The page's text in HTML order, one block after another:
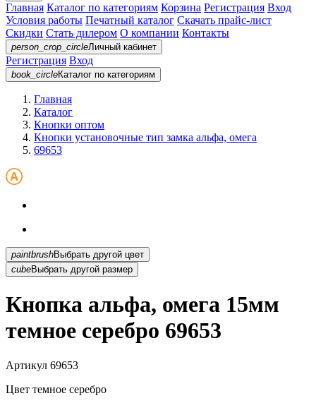
Главная Каталог по категориям Корзина Регистрация Вход
Условия работы Печатный каталог Скачать прайс-лист
Скидки Стать дилером О компании Контакты
person_crop_circleЛичный кабинет
Регистрация Вход
book_circleКаталог по категориям
Главная
Каталог
Кнопки оптом
Кнопки установочные тип замка альфа, омега
69653
paintbrush
Выбрать другой цвет
cubeВыбрать другой размер
Кнопка альфа, омега 15мм
темное серебро 69653
Артикул 69653
Цвет темное серебро